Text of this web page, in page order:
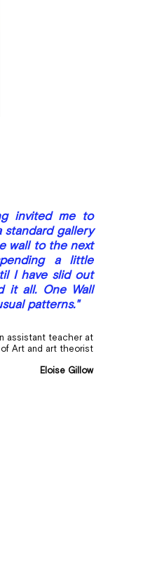
invited me to
standard gallery
wall to the next
a little
I have slid out
it all. One Wall
patterns."
assistant teacher at
Art and art theorist
Eloise Gillow